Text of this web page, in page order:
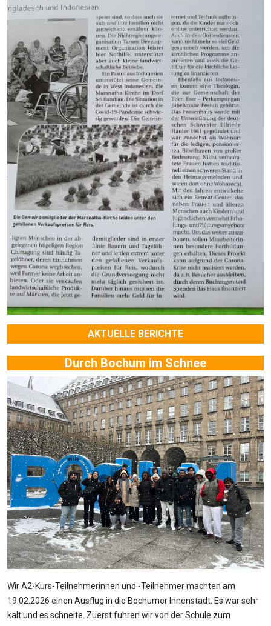
AKTUELLE BERICHTE
Durch Bochum im Schnee
Wir A2-Kurs-Teilnehmerinnen und -Teilnehmer machten am
19.02.2026 einen Ausflug in die Bochumer Innenstadt. Es war sehr
kalt und es schneite. Zuerst fuhren wir von der Schule zum